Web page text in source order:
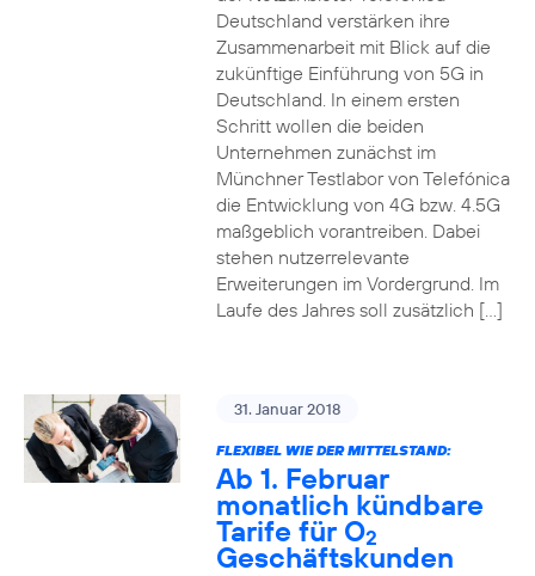
Deutschland verstärken ihre
Zusammenarbeit mit Blick auf die
zukünftige Einführung von 5G in
Deutschland. In einem ersten
Schritt wollen die beiden
Unternehmen zunächst im
Münchner Testlabor von Telefónica
die Entwicklung von 4G bzw. 4.5G
maßgeblich vorantreiben. Dabei
stehen nutzerrelevante
Erweiterungen im Vordergrund. Im
Laufe des Jahres soll zusätzlich […]
31. Januar 2018
FLEXIBEL WIE DER MITTELSTAND:
Ab 1. Februar
monatlich kündbare
Tarife für O2
Geschäftskunden